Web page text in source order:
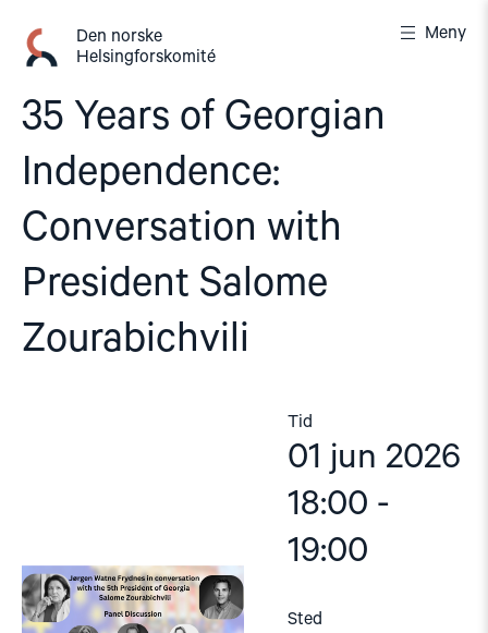
innhold
Den norske
Helsingforskomité
Meny
35 Years of Georgian
Independence:
Conversation with
President Salome
Zourabichvili
Tid
01 jun 2026
18:00 -
19:00
Sted